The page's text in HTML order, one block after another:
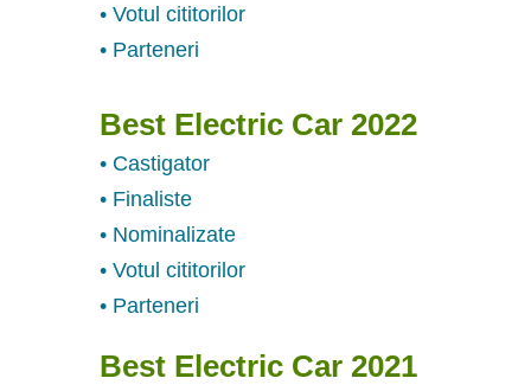
• Votul cititorilor
• Parteneri
Best Electric Car 2022
• Castigator
• Finaliste
• Nominalizate
• Votul cititorilor
• Parteneri
Best Electric Car 2021